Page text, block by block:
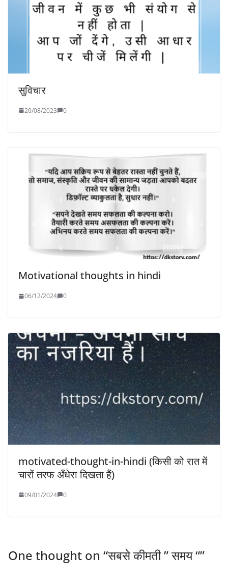
सुविचार
20/08/2023 0
Motivational thoughts in hindi
06/12/2024 0
motivated-thought-in-hindi (किसी को रात में
चारों तरफ अँधेरा दिखता हैं)
09/01/2024 0
One thought on “सबसे कीमती ” समय “”